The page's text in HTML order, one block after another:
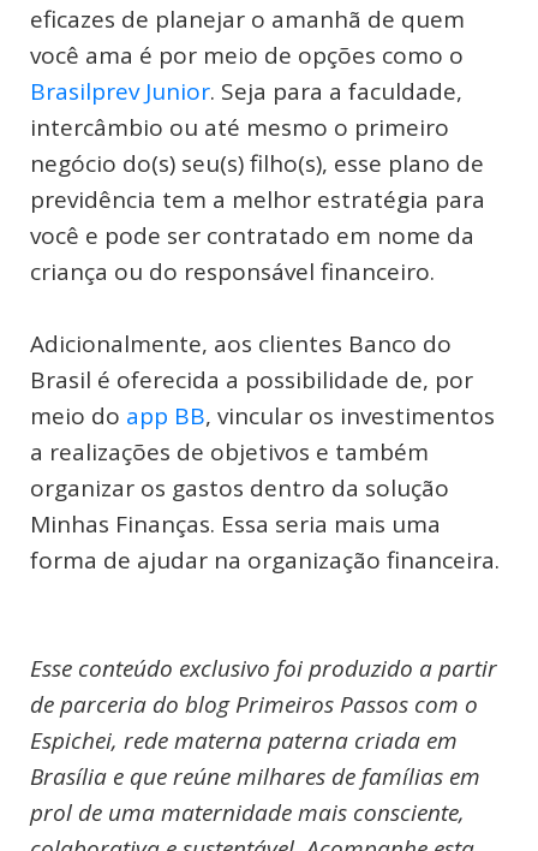
eficazes de planejar o amanhã de quem
você ama é por meio de opções como o
Brasilprev Junior. Seja para a faculdade,
intercâmbio ou até mesmo o primeiro
negócio do(s) seu(s) filho(s), esse plano de
previdência tem a melhor estratégia para
você e pode ser contratado em nome da
criança ou do responsável financeiro.
Adicionalmente, aos clientes Banco do
Brasil é oferecida a possibilidade de, por
meio do app BB, vincular os investimentos
a realizações de objetivos e também
organizar os gastos dentro da solução
Minhas Finanças. Essa seria mais uma
forma de ajudar na organização financeira.
Esse conteúdo exclusivo foi produzido a partir
de parceria do blog Primeiros Passos com o
Espichei, rede materna paterna criada em
Brasília e que reúne milhares de famílias em
prol de uma maternidade mais consciente,